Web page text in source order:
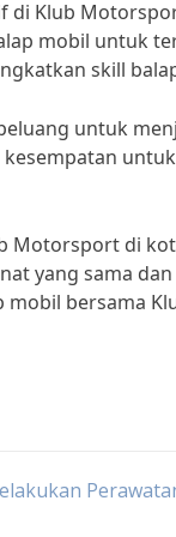
Klub
mobil untuk
skill
untuk
Motorsport di
yang sama
mobil bersama